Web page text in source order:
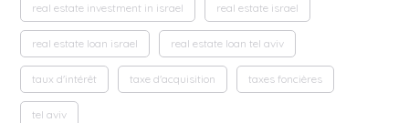
real estate investment in israel real estate israel
real estate loan israel real estate loan tel aviv
taux d'intérêt taxe d'acquisition taxes foncières
tel aviv